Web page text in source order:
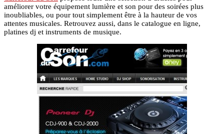
améliorer votre équipement lumière et son pour des soirées plus
inoubliables, ou pour tout simplement être à la hauteur de vos
attentes musicales. Retrouvez aussi, dans le catalogue en ligne,
platines dj et instruments de musique.